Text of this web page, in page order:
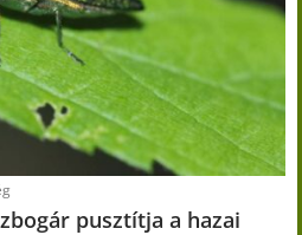
pusztítja a hazai